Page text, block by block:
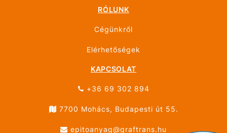
RÓLUNK
Cégünkről
Elérhetőségek
KAPCSOLAT
+36 69 302 894
7700 Mohács, Budapesti út 55.
epitoanyag@graftrans.hu